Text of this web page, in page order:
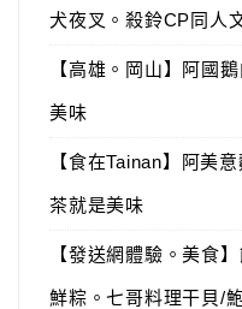
犬夜叉。殺鈴CP同人
【高雄。岡山】阿國
美味
【食在Tainan】阿美
茶就是美味
【發送網體驗。美食
鮮粽。七哥料理干貝/